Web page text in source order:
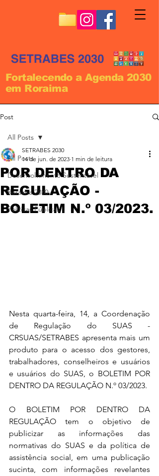
Fortalecendo a Agenda 2030
em Roraima
Post
All Posts
Desenvolvimento Sustentável
Roraima 2030
Políticas Públicas
All Posts
POR DENTRO DA
REGULAÇÃO -
BOLETIM N.º 03/2023.
SETRABES 2030
14 de jun. de 2023 1 min de leitura
Nesta quarta-feira, 14, a Coordenação
de Regulação do SUAS -
CRSUAS/SETRABES apresenta mais um
produto para o acesso dos gestores,
trabalhadores, conselheiros e usuários
e usuários do SUAS, o BOLETIM POR
DENTRO DA REGULAÇÃO N.º 03/2023.
O BOLETIM POR DENTRO DA
REGULAÇÃO tem o objetivo de
publicizar as informações das
normativas do SUAS e da política de
assistência social, em uma publicação
sucinta, com informações revelantes